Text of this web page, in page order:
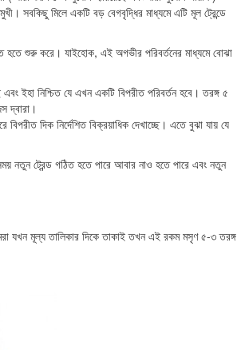
সবকিছু মিলে একটি বড় বেগবৃদ্ধির মাধ্যমে এটি মূল ট্রেন্ডে
শুরু করে। যাইহোক, এই অগভীর পরিবর্তনের মাধ্যমে বোঝা
ইহা নিশ্চিত যে এখন একটি বিপরীত পরিবর্তন হবে। তরঙ্গ ৫
দ্বারা।
বিপরীত দিক নির্দেশিত বিক্রয়াধিক দেখাচ্ছে। এতে বুঝা যায় যে
নতুন ট্রেন্ড গঠিত হতে পারে আবার নাও হতে পারে এবং নতুন
যখন মূল্য তালিকার দিকে তাকাই তখন এই রকম মসৃণ ৫-৩ তরঙ্গ